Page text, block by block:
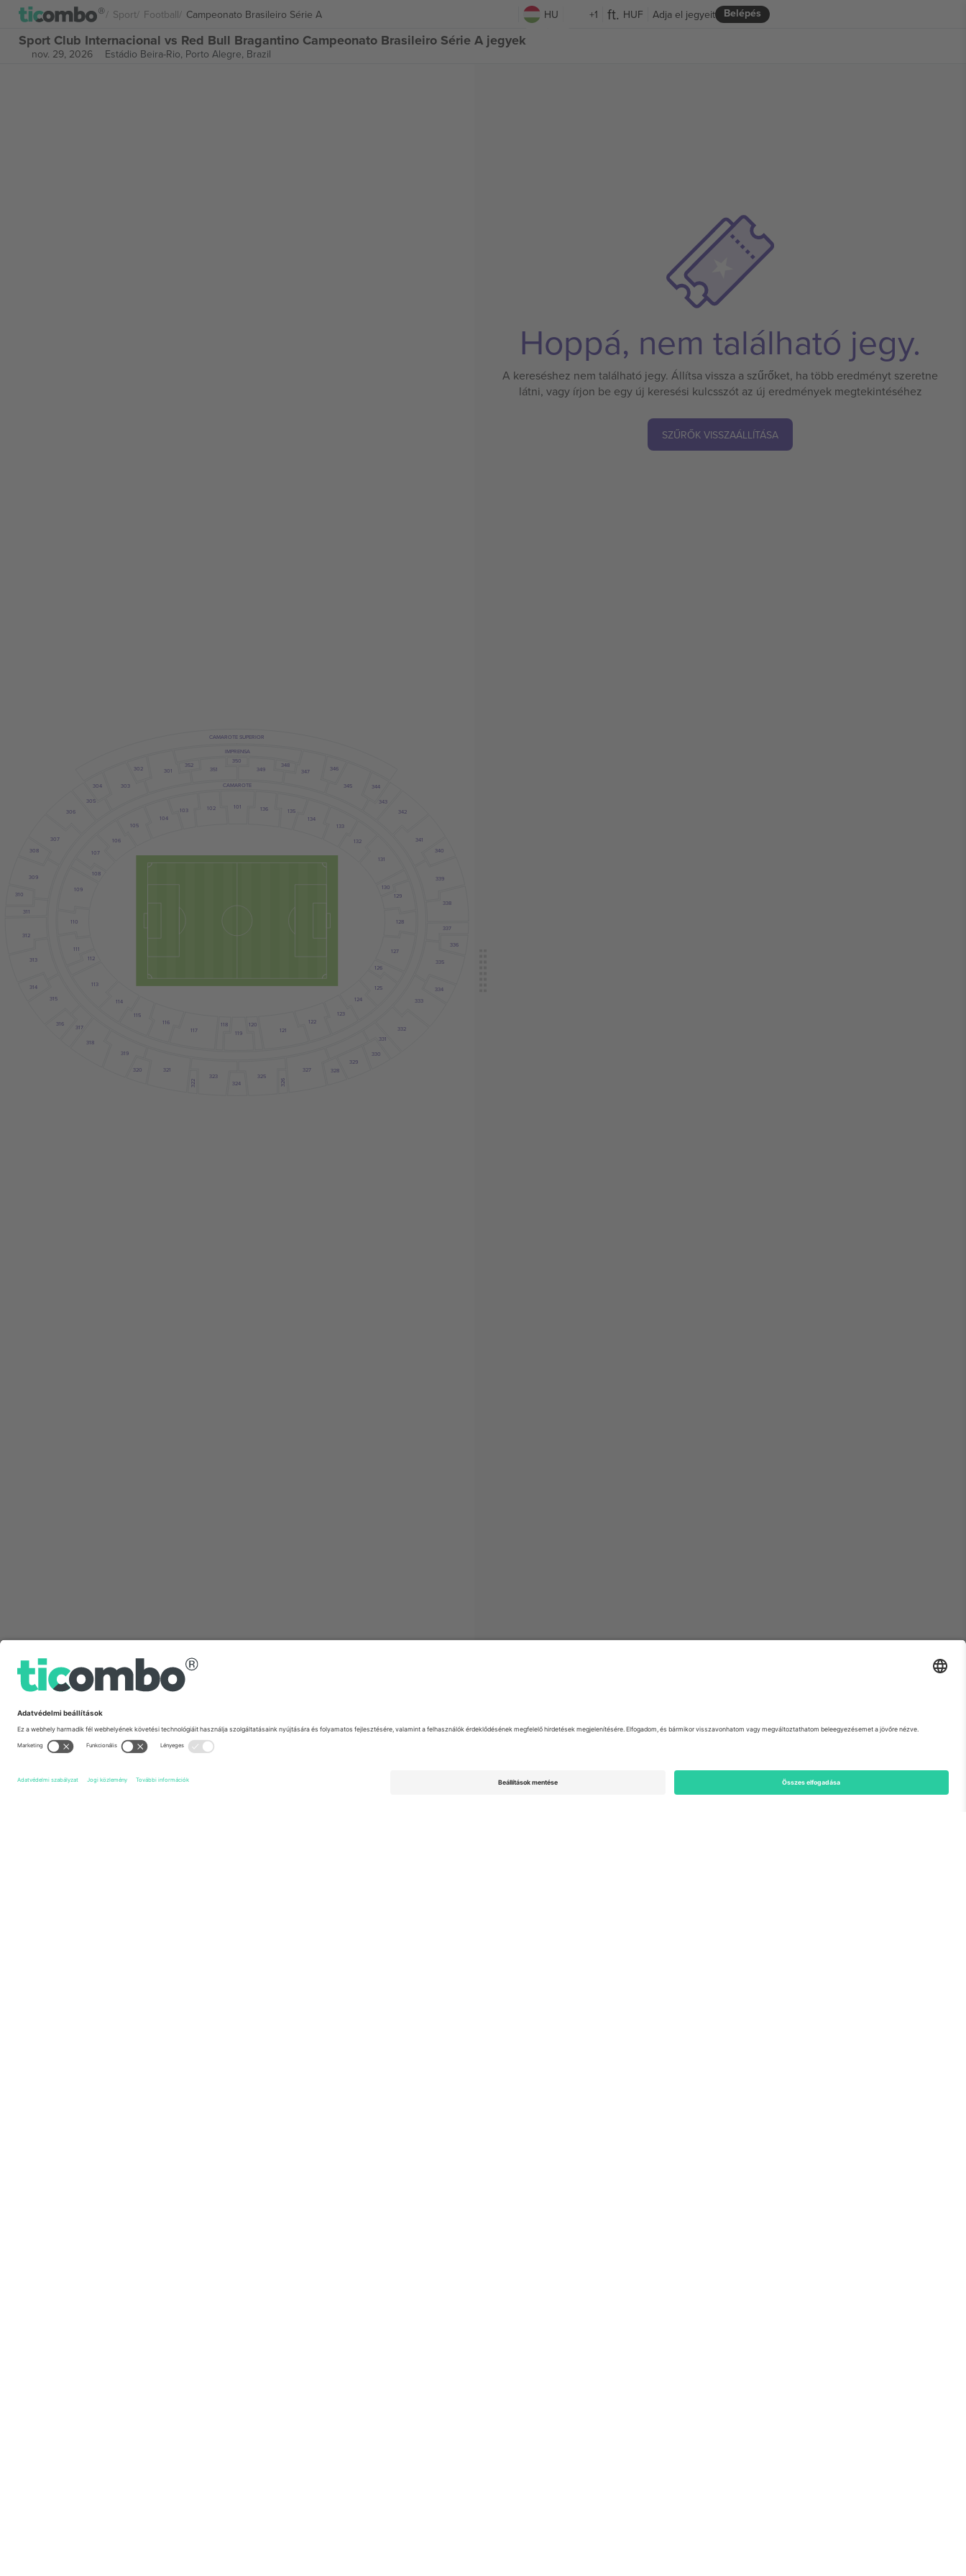
Sport Football Campeonato Brasileiro Série A HU +1 HUF Belépés
Adja el jegyeit
Sport Club Internacional vs Red Bull Bragantino Campeonato Brasileiro Série A jegyek
nov. 29, 2026 Estádio Beira-Rio, Porto Alegre, Brazil
351
350
349
133
132
131
130
129
128
127
126
125
124
123
122
121
120
119
118
117
116
115
114
113
112
111
110
109
108
107
106
105
352
348
347
346
345 344
343
342
341
340
339
338
337
336
335
334
333
332
331
330
329
328
327
326
325
324
323
322
321
320
319
318
317
316
315
314
313
312
311
310
309
308
307
306
305
304 303
302 301
CAMAROTE SUPERIOR
CAMAROTE
136
135
134
104
103 102 101
IMPRENSA
Hoppá, nem található jegy.
A kereséshez nem található jegy. Állítsa vissza a szűrőket, ha több eredményt szeretne
látni, vagy írjon be egy új keresési kulcsszót az új eredmények megtekintéséhez
SZŰRŐK VISSZAÁLLÍTÁSA